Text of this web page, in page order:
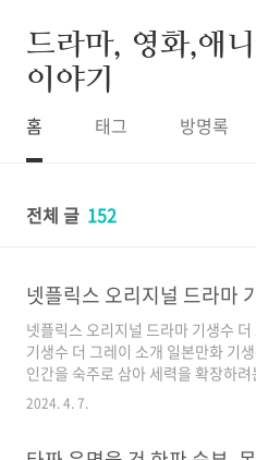
드라마, 영화,애
이야기
홈 태그 방명록
전체 글 152
넷플릭스 오리지널 드라마 기생수
기생수 더 그레이 소개 일본만화 기
인간을 숙주로 삼아 세력을 확장하
생생물을 처리하기 위한 전담팀 '더
2024. 4. 7.